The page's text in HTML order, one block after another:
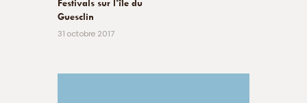
Festivals sur l’île du
Guesclin
31 octobre 2017